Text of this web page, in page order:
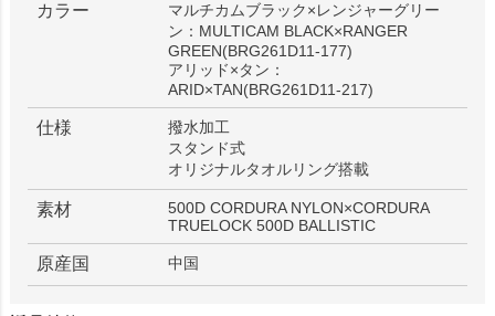
カラー
マルチカムブラック×レンジャーグリー
ン：MULTICAM BLACK×RANGER
GREEN(BRG261D11-177)
アリッド×タン：
ARID×TAN(BRG261D11-217)
仕様
撥水加工
スタンド式
オリジナルタオルリング搭載
素材
500D CORDURA NYLON×CORDURA
TRUELOCK 500D BALLISTIC
原産国 中国